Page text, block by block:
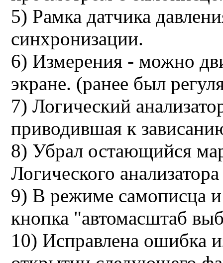
5) Рамка датчика
синхронизации.
6) Измерения - можно
экране. (ранее был
7) Логический
приводившая к
8) Убрал остающийся
Логического
9) В режиме самописца
кнопка "автомасштаб
10) Исправлена ошибка